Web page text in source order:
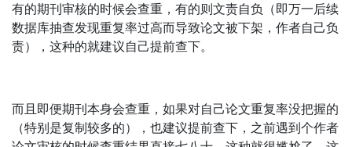
有的期刊审核的时候会查重，有的则文责自负（即万一后续
数据库抽查发现重复率过高而导致论文被下架，作者自己负
责），这种的就建议自己提前查下。
而且即便期刊本身会查重，如果对自己论文重复率没把握的
（特别是复制较多的），也建议提前查下，之前遇到个作者